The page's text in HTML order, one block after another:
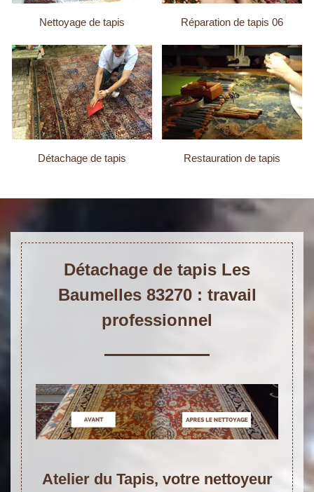
Nettoyage de tapis Réparation de tapis 06
Détachage de tapis Restauration de tapis
Détachage de tapis Les
Baumelles 83270 : travail
professionnel
Atelier du Tapis, votre nettoyeur